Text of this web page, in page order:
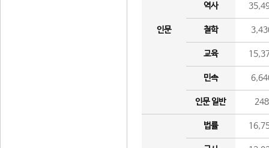
인문
역사
철학
교육
민속
인문 일반 248
법률